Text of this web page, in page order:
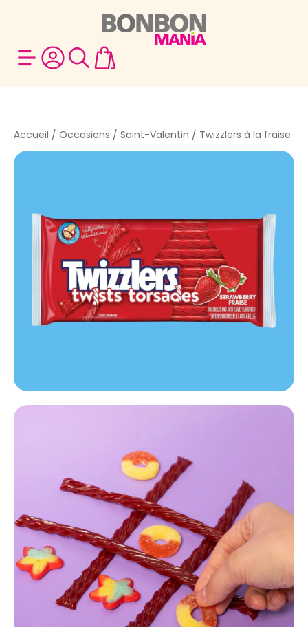
Accueil / Occasions / Saint-Valentin / Twizzlers à la fraise